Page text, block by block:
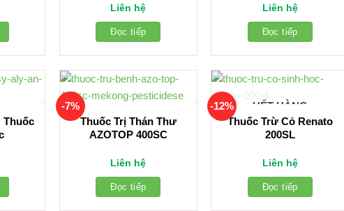
Liên hệ
Đọc tiếp
Liên hệ
Đọc tiếp
Thuốc
-7%
Thuốc Trị Thán Thư
AZOTOP 400SC
Liên hệ
Đọc tiếp
-12%
HẾT HÀNG
Thuốc Trừ Cỏ Renato
200SL
Liên hệ
Đọc tiếp